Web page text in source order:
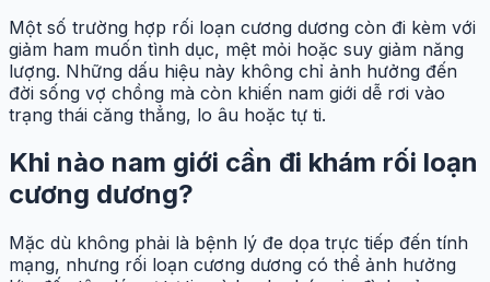
Một số trường hợp rối loạn cương dương còn đi kèm với
giảm ham muốn tình dục, mệt mỏi hoặc suy giảm năng
lượng. Những dấu hiệu này không chỉ ảnh hưởng đến
đời sống vợ chồng mà còn khiến nam giới dễ rơi vào
trạng thái căng thẳng, lo âu hoặc tự ti.
Khi nào nam giới cần đi khám rối loạn
cương dương?
Mặc dù không phải là bệnh lý đe dọa trực tiếp đến tính
mạng, nhưng rối loạn cương dương có thể ảnh hưởng